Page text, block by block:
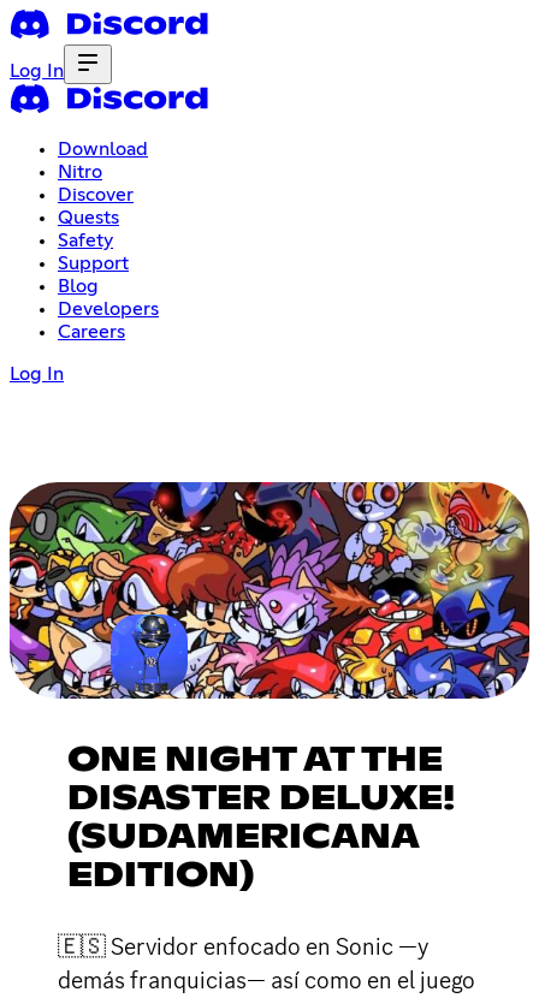
Log In
Download
Nitro
Discover
Quests
Safety
Support
Blog
Developers
Careers
Log In
ONE NIGHT AT THE
DISASTER DELUXE!
(SUDAMERICANA
EDITION)
🇪🇸 Servidor enfocado en Sonic —y
demás franquicias— así como en el juego